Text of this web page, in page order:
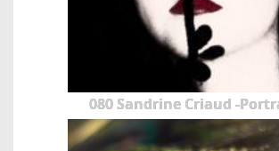
080 Sandrine Criaud -